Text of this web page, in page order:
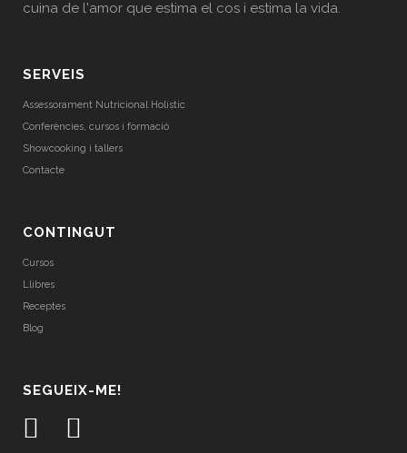
cuina de l'amor que estima el cos i estima la vida.
SERVEIS
Assessorament Nutricional Holístic
Conferències, cursos i formació
Showcooking i tallers
Contacte
CONTINGUT
Cursos
Llibres
Receptes
Blog
SEGUEIX-ME!